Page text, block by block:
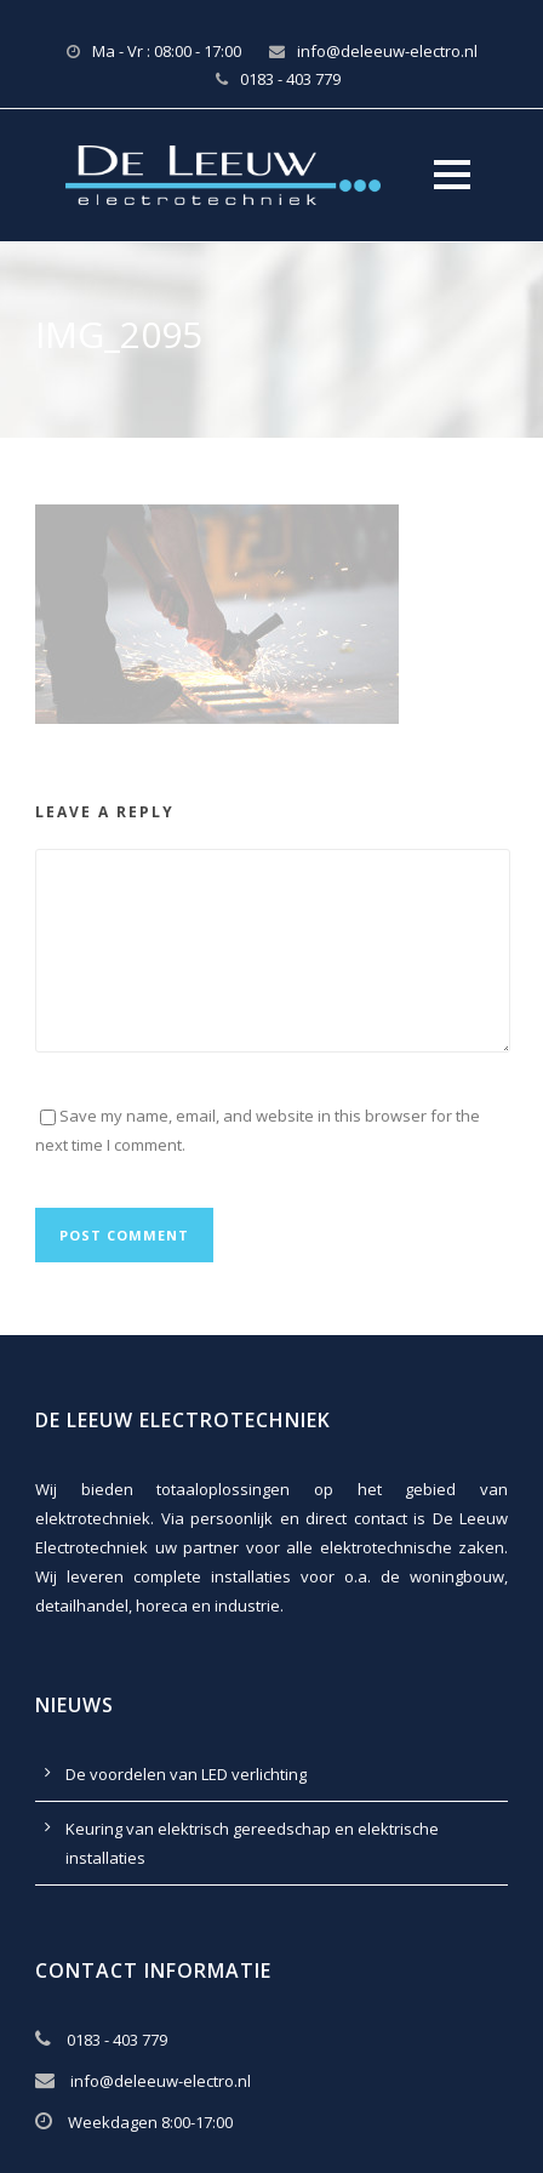
Ma - Vr : 08:00 - 17:00
info@deleeuw-electro.nl
0183 - 403 779
IMG_2095
LEAVE A REPLY
Save my name, email, and website in this browser for the
next time I comment.
DE LEEUW ELECTROTECHNIEK
Wij bieden totaaloplossingen op het gebied van
elektrotechniek. Via persoonlijk en direct contact is De Leeuw
Electrotechniek uw partner voor alle elektrotechnische zaken.
Wij leveren complete installaties voor o.a. de woningbouw,
detailhandel, horeca en industrie.
NIEUWS
De voordelen van LED verlichting
Keuring van elektrisch gereedschap en elektrische
installaties
CONTACT INFORMATIE
0183 - 403 779
info@deleeuw-electro.nl
Weekdagen 8:00-17:00